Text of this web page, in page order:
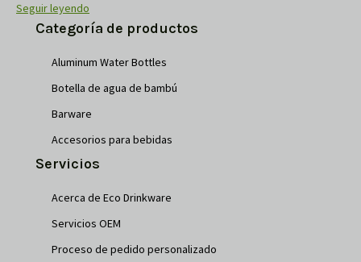
Seguir leyendo
Categoría de productos
Aluminum Water Bottles
Botella de agua de bambú
Barware
Accesorios para bebidas
Servicios
Acerca de Eco Drinkware
Servicios OEM
Proceso de pedido personalizado